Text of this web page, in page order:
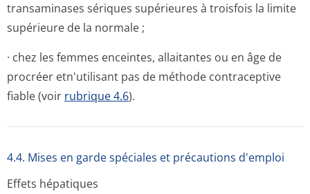
transaminases sériques supérieures à troisfois la limite
supérieure de la normale ;
· chez les femmes enceintes, allaitantes ou en âge de
procréer etn'utilisant pas de méthode contraceptive
fiable (voir rubrique 4.6).
4.4. Mises en garde spéciales et précautions d'emploi
Effets hépatiques